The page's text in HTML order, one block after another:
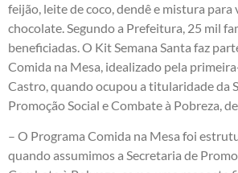
feijão, leite de coco, dendê e mistura para
chocolate. Segundo a Prefeitura, 25 mil
beneficiadas. O Kit Semana Santa faz
Comida na Mesa, idealizado pela
Castro, quando ocupou a titularidade da
Promoção Social e Combate à Pobreza,
– O Programa Comida na Mesa foi
quando assumimos a Secretaria de